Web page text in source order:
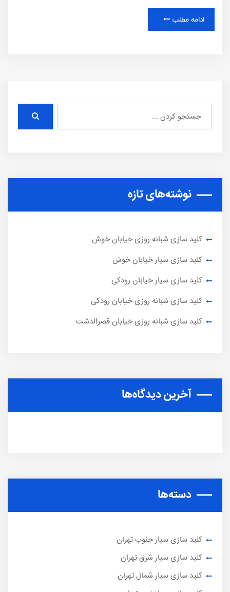
ادامه مطلب
نوشته‌های تازه
کلید سازی شبانه روزی خیابان خوش
کلید سازی سیار خیابان خوش
کلید سازی سیار خیابان رودکی
کلید سازی شبانه روزی خیابان رودکی
کلید سازی شبانه روزی خیابان قصرالدشت
آخرین دیدگاه‌ها
دسته‌ها
کلید سازی سیار جنوب تهران
کلید سازی سیار شرق تهران
کلید سازی سیار شمال تهران